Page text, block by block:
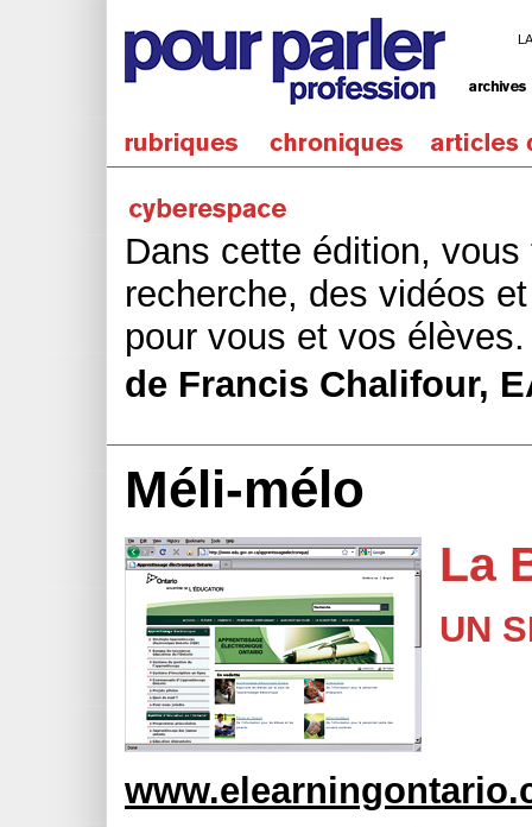
Dans cette édition,
recherche, des vidéos
pour vous et vos élèves.
de Francis Chalifour,
Méli-mélo
La
UN